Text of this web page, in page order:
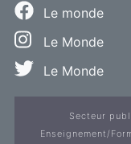
Le monde
Le Monde
Le Monde
Secteur
Enseignement/